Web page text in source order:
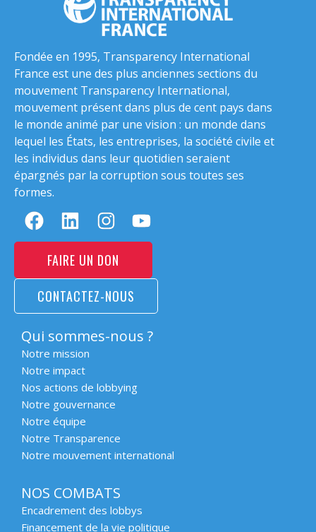
Fondée en 1995, Transparency International
France est une des plus anciennes sections du
mouvement Transparency International,
mouvement présent dans plus de cent pays dans
le monde animé par une vision : un monde dans
lequel les États, les entreprises, la société civile et
les individus dans leur quotidien seraient
épargnés par la corruption sous toutes ses
formes.
FAIRE UN DON
CONTACTEZ-NOUS
Qui sommes-nous ?
Notre mission
Notre impact
Nos actions de lobbying
Notre gouvernance
Notre équipe
Notre Transparence
Notre mouvement international
NOS COMBATS
Encadrement des lobbys
Financement de la vie politique